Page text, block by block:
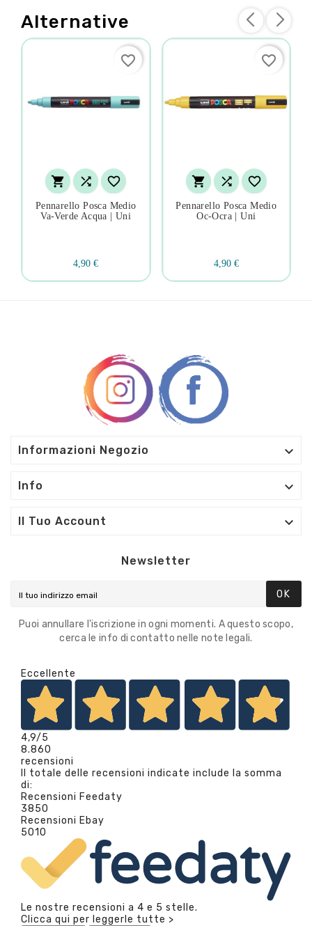
Alternative
  
Pennarello Posca Medio
Va-Verde Acqua | Uni
4,90 €
favorite_border
  
Pennarello Posca Medio
Oc-Ocra | Uni
4,90 €
favorite_border
Informazioni Negozio 
Info 
Il Tuo Account 
Newsletter
OK
Puoi annullare l'iscrizione in ogni momenti. A questo scopo,
cerca le info di contatto nelle note legali.
Eccellente
4,9/5
8.860
recensioni
Il totale delle recensioni indicate include la somma
di:
Recensioni Feedaty
3850
Recensioni Ebay
5010
Le nostre recensioni a 4 e 5 stelle.
Clicca qui per leggerle tutte >